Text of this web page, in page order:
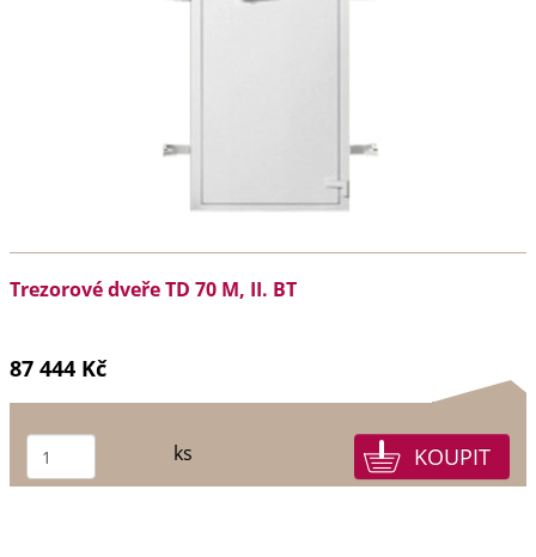
Trezorové dveře TD 70 M, II. BT
87 444 Kč
ks